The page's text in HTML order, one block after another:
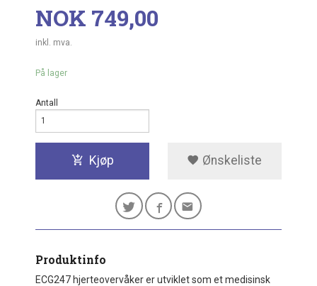
Pris
NOK 749,00
inkl. mva.
På lager
Antall
Kjøp Ønskeliste
Produktinfo
ECG247 hjerteovervåker er utviklet som et medisinsk